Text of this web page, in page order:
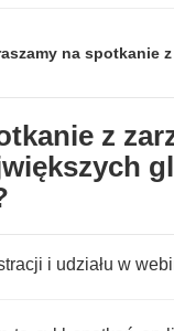
na spotkanie
z
i udziału w